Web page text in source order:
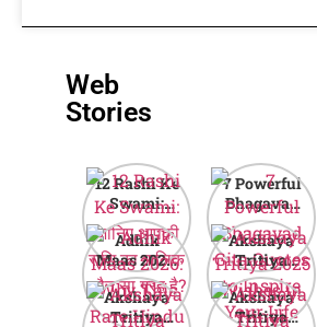
Web
Stories
12 Rashi Ke
Swami:
जानिए आपकी
राशि का मालिक
कौन सा ग्रह है?
7 Powerful
Bhagavad
Gita Quotes
to Inspire
Your Life
Adhik
Maas 2026:
Why This
Rare Hindu
Month is
Akshaya
Tritiya
2025
Wishes in
Hindi
Akshaya
Tritiya
Akshaya
Tritiya